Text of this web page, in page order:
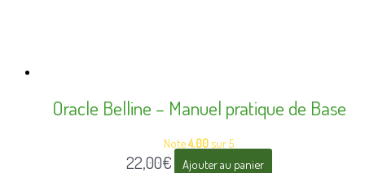
Oracle Belline – Manuel pratique de Base
Note4.00 sur 5
22,00€ Ajouter au panier